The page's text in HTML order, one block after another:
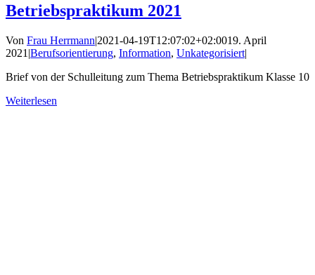
Betriebspraktikum 2021
Von Frau Herrmann|2021-04-19T12:07:02+02:0019. April
2021 |Berufsorientierung, Information, Unkategorisiert|
Brief von der Schulleitung zum Thema Betriebspraktikum Klasse 10
Weiterlesen